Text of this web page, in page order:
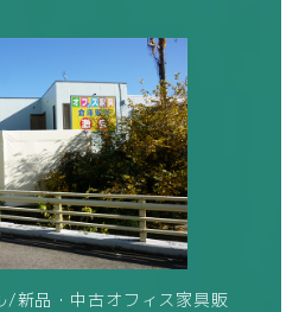
/新品・中古オフィス家具販